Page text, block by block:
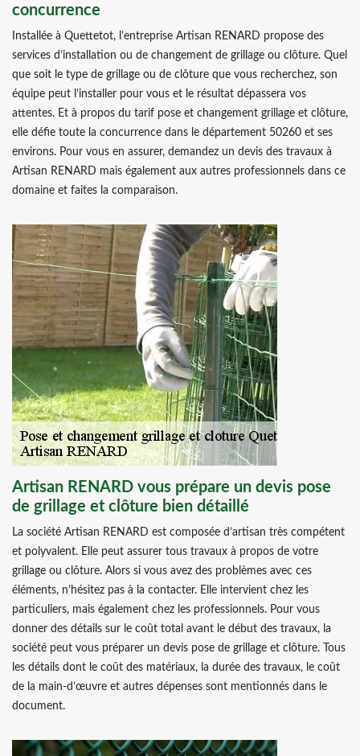
concurrence
Installée à Quettetot, l’entreprise Artisan RENARD propose des
services d’installation ou de changement de grillage ou clôture. Quel
que soit le type de grillage ou de clôture que vous recherchez, son
équipe peut l’installer pour vous et le résultat dépassera vos
attentes. Et à propos du tarif pose et changement grillage et clôture,
elle défie toute la concurrence dans le département 50260 et ses
environs. Pour vous en assurer, demandez un devis des travaux à
Artisan RENARD mais également aux autres professionnels dans ce
domaine et faites la comparaison.
Artisan RENARD vous prépare un devis pose
de grillage et clôture bien détaillé
La société Artisan RENARD est composée d’artisan très compétent
et polyvalent. Elle peut assurer tous travaux à propos de votre
grillage ou clôture. Alors si vous avez des problèmes avec ces
éléments, n’hésitez pas à la contacter. Elle intervient chez les
particuliers, mais également chez les professionnels. Pour vous
donner des détails sur le coût total avant le début des travaux, la
société peut vous préparer un devis pose de grillage et clôture. Tous
les détails dont le coût des matériaux, la durée des travaux, le coût
de la main-d’œuvre et autres dépenses sont mentionnés dans le
document.